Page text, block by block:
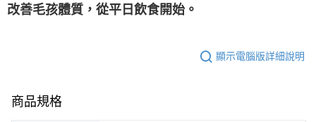
改善毛孩體質，從平日飲食開始。
顯示電腦版詳細說明
商品規格